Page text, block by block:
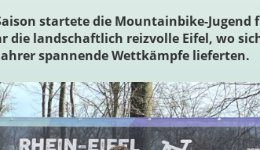
startete die Mountainbike-
landschaftlich reizvolle Eifel, wo
spannende Wettkämpfe lieferten.